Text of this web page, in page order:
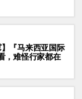
】『马来西亚国际
，难怪行家都在